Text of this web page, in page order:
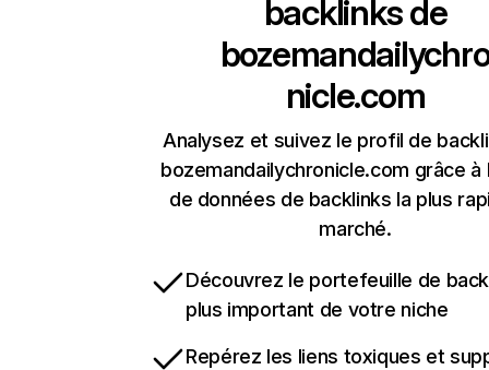
backlinks de
nicle.com
Analysez et suivez le profil de
bozemandailychronicle.com grâce à
de données de backlinks la plus
marché.
Découvrez le portefeuille de
plus important de votre niche
Repérez les liens toxiques et